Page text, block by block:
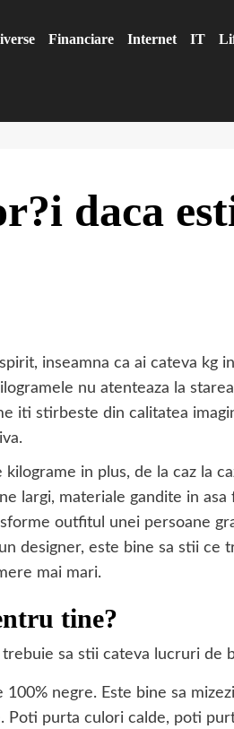
Financiare Internet IT
daca
inseamna ca ai cateva kg
nu atenteaza la
iti stirbeste din calitatea
in plus, de la caz la
largi, materiale gandite in asa
outfitul unei persoane
designer, este bine sa stii ce
mai mari.
tine?
sa stii cateva lucruri de
negre. Este bine sa
Poti purta culori calde, poti